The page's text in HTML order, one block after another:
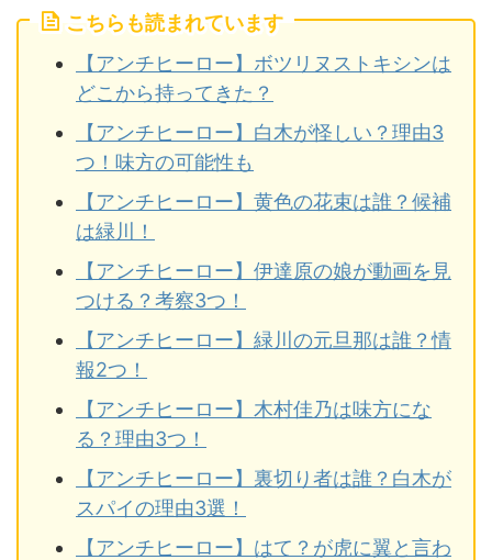
こちらも読まれています
【アンチヒーロー】ボツリヌストキシンは
どこから持ってきた？
【アンチヒーロー】白木が怪しい？理由3
つ！味方の可能性も
【アンチヒーロー】黄色の花束は誰？候補
は緑川！
【アンチヒーロー】伊達原の娘が動画を見
つける？考察3つ！
【アンチヒーロー】緑川の元旦那は誰？情
報2つ！
【アンチヒーロー】木村佳乃は味方にな
る？理由3つ！
【アンチヒーロー】裏切り者は誰？白木が
スパイの理由3選！
【アンチヒーロー】はて？が虎に翼と言わ